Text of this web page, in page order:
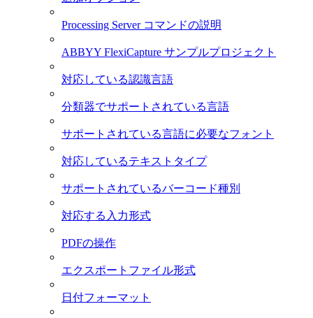
Processing Server コマンドの説明
ABBYY FlexiCapture サンプルプロジェクト
対応している認識言語
分類器でサポートされている言語
サポートされている言語に必要なフォント
対応しているテキストタイプ
サポートされているバーコード種別
対応する入力形式
PDFの操作
エクスポートファイル形式
日付フォーマット